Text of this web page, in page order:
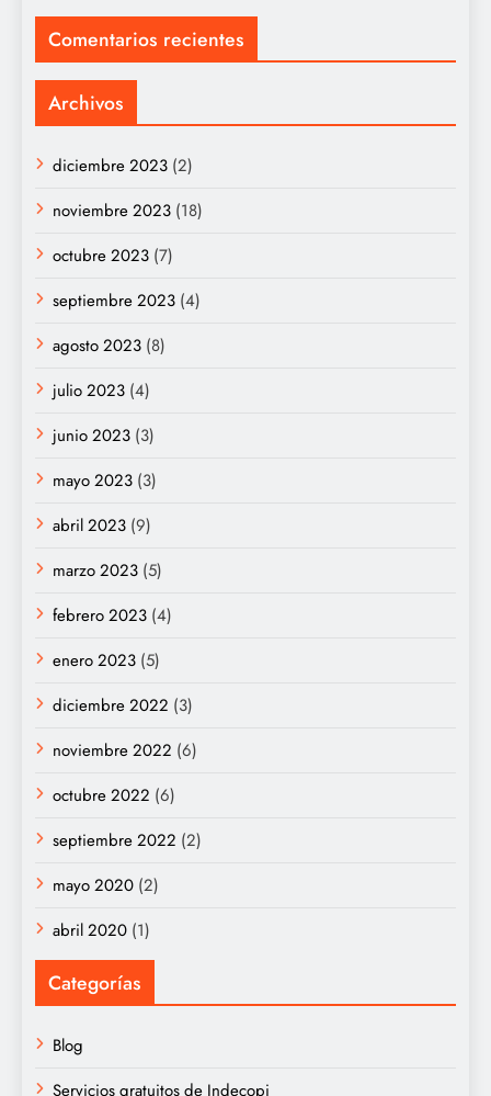
Comentarios recientes
Archivos
diciembre 2023 (2)
noviembre 2023 (18)
octubre 2023 (7)
septiembre 2023 (4)
agosto 2023 (8)
julio 2023 (4)
junio 2023 (3)
mayo 2023 (3)
abril 2023 (9)
marzo 2023 (5)
febrero 2023 (4)
enero 2023 (5)
diciembre 2022 (3)
noviembre 2022 (6)
octubre 2022 (6)
septiembre 2022 (2)
mayo 2020 (2)
abril 2020 (1)
Categorías
Blog
Servicios gratuitos de Indecopi